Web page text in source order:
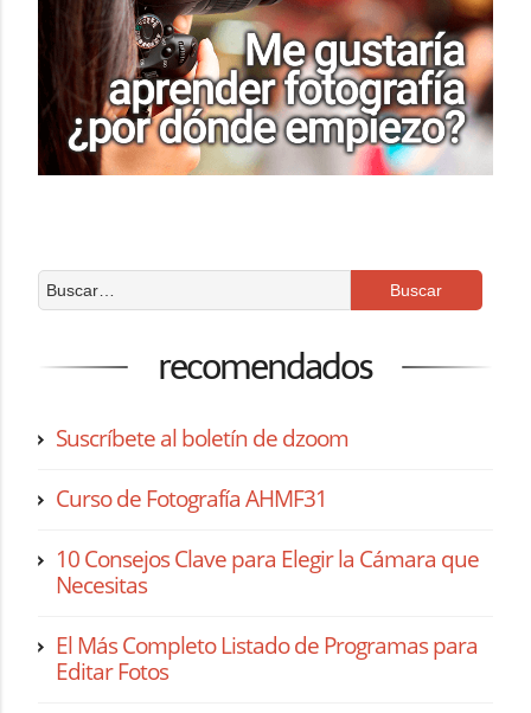
recomendados
Suscríbete al boletín de dzoom
Curso de Fotografía AHMF31
10 Consejos Clave para Elegir la Cámara que
Necesitas
El Más Completo Listado de Programas para
Editar Fotos